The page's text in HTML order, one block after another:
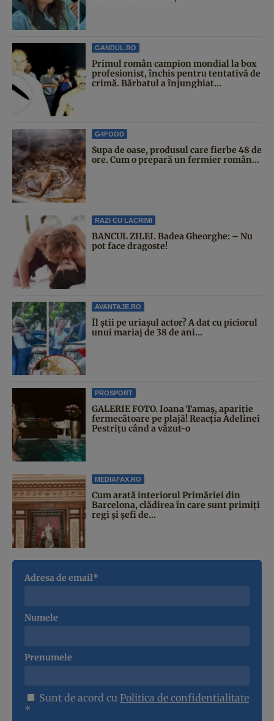
GANDUL.RO
Primul român campion mondial la box
profesionist, închis pentru tentativă de
crimă. Bărbatul a înjunghiat...
G4FOOD
Supa de oase, produsul care fierbe 48 de
ore. Cum o prepară un fermier român...
RAZI CU LACRIMI
BANCUL ZILEI. Badea Gheorghe: – Nu
pot face dragoste!
AVANTAJE.RO
Îl știi pe uriașul actor? A dat cu piciorul
unui mariaj de 38 de ani...
PROSPORT
GALERIE FOTO. Ioana Tamaş, apariție
fermecătoare pe plajă! Reacția Adelinei
Pestrițu când a văzut-o
MEDIAFAX.RO
Cum arată interiorul Primăriei din
Barcelona, clădirea în care sunt primiți
regi și șefi de...
Adresa de email*
Numele
Prenumele
Sunt de acord cu Politica de confidentialitate
*